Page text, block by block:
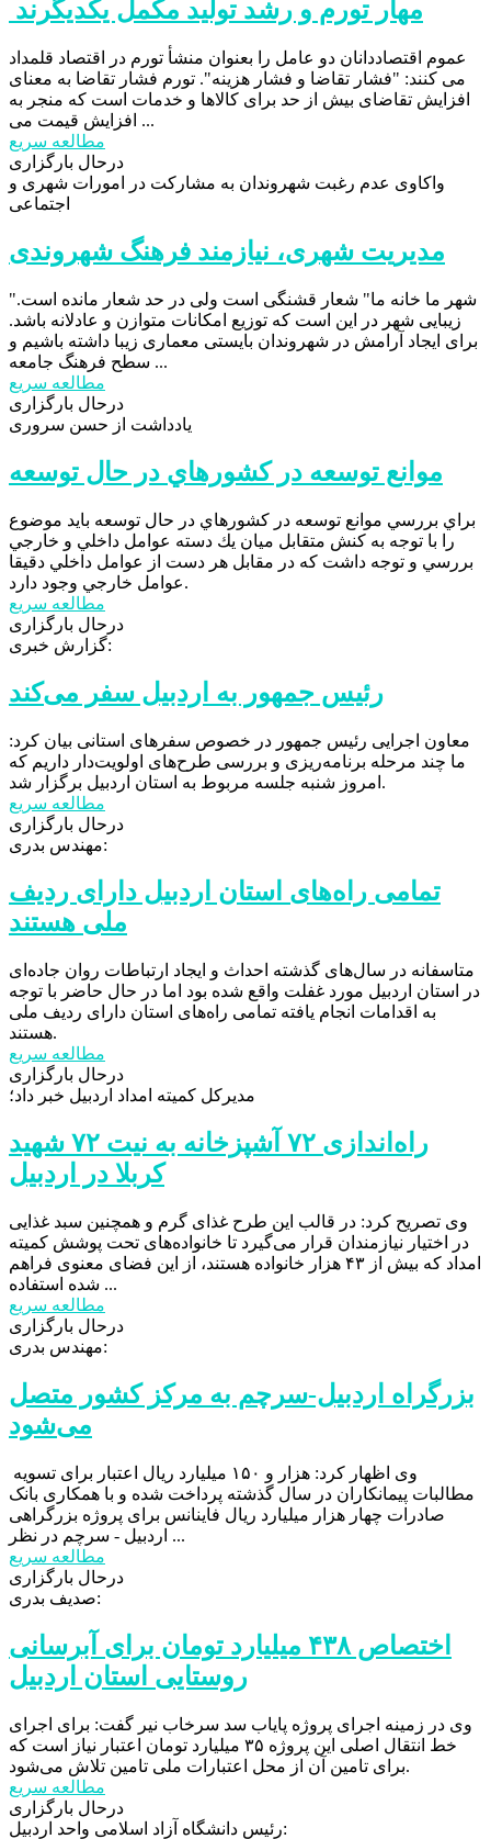
مهار تورم و رشد تولید مکمل یکدیگرند
عموم اقتصاددانان دو عامل را بعنوان منشأ تورم در اقتصاد قلمداد
می کنند: "فشار تقاضا و فشار هزینه". تورم فشار تقاضا به معنای
افزایش تقاضای بیش از حد برای کالاها و خدمات است که منجر به
افزایش قیمت می ...
مطالعه سریع
درحال بارگزاری
واکاوی عدم رغبت شهروندان به مشارکت در امورات شهری و
اجتماعی
مدیریت شهری، نیازمند فرهنگ شهروندی
"شهر ما خانه ما" شعار قشنگی است ولی در حد شعار مانده است.
زیبایی شهر در این است که توزیع امکانات متوازن و عادلانه باشد.
برای ایجاد آرامش در شهروندان بایستی معماری زیبا داشته باشیم و
سطح فرهنگ جامعه ...
مطالعه سریع
درحال بارگزاری
یادداشت از حسن سروری
موانع توسعه در كشورهاي در حال توسعه
براي بررسي موانع توسعه در كشورهاي در حال توسعه بايد موضوع
را با توجه به كنش متقابل ميان يك دسته عوامل داخلي و خارجي
بررسي و توجه داشت كه در مقابل هر دست از عوامل داخلي دقيقا
عوامل خارجي وجود دارد.
مطالعه سریع
درحال بارگزاری
گزارش خبری:
رئیس جمهور به اردبیل سفر می‌کند
معاون اجرایی رئیس جمهور در خصوص سفرهای استانی بیان کرد:
ما چند مرحله برنامه‌ریزی و بررسی طرح‌های اولویت‌دار داریم که
امروز شنبه جلسه مربوط به استان اردبیل برگزار شد.
مطالعه سریع
درحال بارگزاری
مهندس بدری:
تمامی راه‌های استان اردبیل دارای ردیف
ملی هستند
متاسفانه در سال‌های گذشته احداث و ایجاد ارتباطات روان جاده‌ای
در استان اردبیل مورد غفلت واقع شده بود اما در حال حاضر با توجه
به اقدامات انجام یافته تمامی راه‌های استان دارای ردیف ملی
هستند.
مطالعه سریع
درحال بارگزاری
مدیرکل کمیته امداد اردبیل خبر داد؛
راه‌اندازی ۷۲ آشپزخانه به نیت ۷۲ شهید
کربلا در اردبیل
وی تصریح کرد: در قالب این طرح غذای گرم و همچنین سبد غذایی
در اختیار نیازمندان قرار می‌گیرد تا خانواده‌های تحت پوشش کمیته
امداد که بیش از ۴۳ هزار خانواده هستند، از این فضای معنوی فراهم
شده استفاده ...
مطالعه سریع
درحال بارگزاری
مهندس بدری:
بزرگراه اردبیل-سرچم به مرکز کشور متصل
می‌شود
مطالبات پیمانکاران در سال گذشته پرداخت شده و با همکاری بانک
صادرات چهار هزار میلیارد ریال فاینانس برای پروژه بزرگراهی
اردبیل - سرچم در نظر ...
مطالعه سریع
درحال بارگزاری
صدیف بدری:
اختصاص ۴۳۸ میلیارد تومان برای آبرسانی
روستایی استان اردبیل
وی در زمینه اجرای پروژه پایاب سد سرخاب نیر گفت: برای اجرای
خط انتقال اصلی این پروژه ۳۵ میلیارد تومان اعتبار نیاز است که
برای تامین آن از محل اعتبارات ملی تامین تلاش می‌شود.
مطالعه سریع
درحال بارگزاری
رئیس دانشگاه آزاد اسلامی واحد اردبیل: